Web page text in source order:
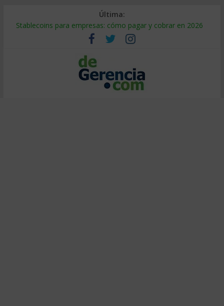
Última:
Stablecoins para empresas: cómo pagar y cobrar en 2026
Despido silencioso: qué es y por qué sale tan caro
IA en selección de personal: cómo auditarla a tiempo
Trabajo forzoso en la cadena de suministro: qué hacer
Mercado hispano de EE. UU.: cómo segmentarlo y venderle